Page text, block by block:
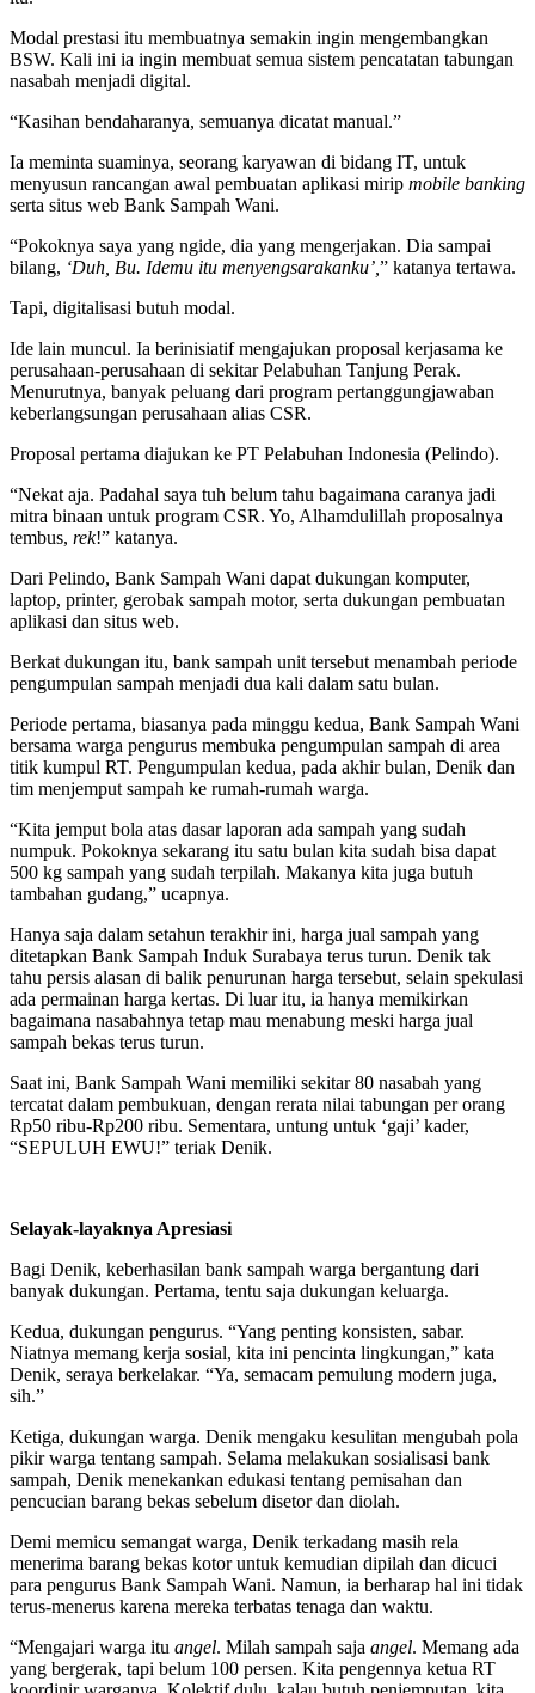
Modal prestasi itu membuatnya semakin ingin mengembangkan
BSW. Kali ini ia ingin membuat semua sistem pencatatan tabungan
nasabah menjadi digital.
“Kasihan bendaharanya, semuanya dicatat manual.”
Ia meminta suaminya, seorang karyawan di bidang IT, untuk
menyusun rancangan awal pembuatan aplikasi mirip mobile banking
serta situs web Bank Sampah Wani.
“Pokoknya saya yang ngide, dia yang mengerjakan. Dia sampai
bilang, ‘Duh, Bu. Idemu itu menyengsarakanku’, ” katanya tertawa.
Tapi, digitalisasi butuh modal.
Ide lain muncul. Ia berinisiatif mengajukan proposal kerjasama ke
perusahaan-perusahaan di sekitar Pelabuhan Tanjung Perak.
Menurutnya, banyak peluang dari program pertanggungjawaban
keberlangsungan perusahaan alias CSR.
Proposal pertama diajukan ke PT Pelabuhan Indonesia (Pelindo).
“Nekat aja. Padahal saya tuh belum tahu bagaimana caranya jadi
mitra binaan untuk program CSR. Yo, Alhamdulillah proposalnya
tembus, rek!” katanya.
Dari Pelindo, Bank Sampah Wani dapat dukungan komputer,
laptop, printer, gerobak sampah motor, serta dukungan pembuatan
aplikasi dan situs web.
Berkat dukungan itu, bank sampah unit tersebut menambah periode
pengumpulan sampah menjadi dua kali dalam satu bulan.
Periode pertama, biasanya pada minggu kedua, Bank Sampah Wani
bersama warga pengurus membuka pengumpulan sampah di area
titik kumpul RT. Pengumpulan kedua, pada akhir bulan, Denik dan
tim menjemput sampah ke rumah-rumah warga.
“Kita jemput bola atas dasar laporan ada sampah yang sudah
numpuk. Pokoknya sekarang itu satu bulan kita sudah bisa dapat
500 kg sampah yang sudah terpilah. Makanya kita juga butuh
tambahan gudang,” ucapnya.
Hanya saja dalam setahun terakhir ini, harga jual sampah yang
ditetapkan Bank Sampah Induk Surabaya terus turun. Denik tak
tahu persis alasan di balik penurunan harga tersebut, selain spekulasi
ada permainan harga kertas. Di luar itu, ia hanya memikirkan
bagaimana nasabahnya tetap mau menabung meski harga jual
sampah bekas terus turun.
Saat ini, Bank Sampah Wani memiliki sekitar 80 nasabah yang
tercatat dalam pembukuan, dengan rerata nilai tabungan per orang
Rp50 ribu-Rp200 ribu. Sementara, untung untuk ‘gaji’ kader,
“SEPULUH EWU!” teriak Denik.
Selayak-layaknya Apresiasi
Bagi Denik, keberhasilan bank sampah warga bergantung dari
banyak dukungan. Pertama, tentu saja dukungan keluarga.
Kedua, dukungan pengurus. “Yang penting konsisten, sabar.
Niatnya memang kerja sosial, kita ini pencinta lingkungan,” kata
Denik, seraya berkelakar. “Ya, semacam pemulung modern juga,
sih.”
Ketiga, dukungan warga. Denik mengaku kesulitan mengubah pola
pikir warga tentang sampah. Selama melakukan sosialisasi bank
sampah, Denik menekankan edukasi tentang pemisahan dan
pencucian barang bekas sebelum disetor dan diolah.
Demi memicu semangat warga, Denik terkadang masih rela
menerima barang bekas kotor untuk kemudian dipilah dan dicuci
para pengurus Bank Sampah Wani. Namun, ia berharap hal ini tidak
terus-menerus karena mereka terbatas tenaga dan waktu.
“Mengajari warga itu angel. Milah sampah saja angel. Memang ada
yang bergerak, tapi belum 100 persen. Kita pengennya ketua RT